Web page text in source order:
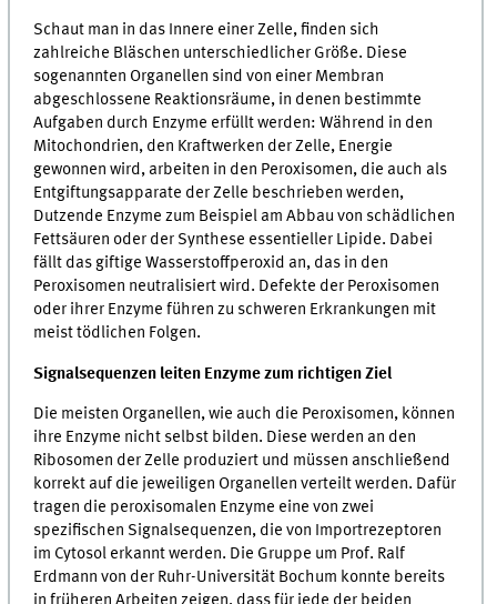
Schaut man in das Innere einer Zelle, finden sich
zahlreiche Bläschen unterschiedlicher Größe. Diese
sogenannten Organellen sind von einer Membran
abgeschlossene Reaktionsräume, in denen bestimmte
Aufgaben durch Enzyme erfüllt werden: Während in den
Mitochondrien, den Kraftwerken der Zelle, Energie
gewonnen wird, arbeiten in den Peroxisomen, die auch als
Entgiftungsapparate der Zelle beschrieben werden,
Dutzende Enzyme zum Beispiel am Abbau von schädlichen
Fettsäuren oder der Synthese essentieller Lipide. Dabei
fällt das giftige Wasserstoffperoxid an, das in den
Peroxisomen neutralisiert wird. Defekte der Peroxisomen
oder ihrer Enzyme führen zu schweren Erkrankungen mit
meist tödlichen Folgen.
Signalsequenzen leiten Enzyme zum richtigen Ziel
Die meisten Organellen, wie auch die Peroxisomen, können
ihre Enzyme nicht selbst bilden. Diese werden an den
Ribosomen der Zelle produziert und müssen anschließend
korrekt auf die jeweiligen Organellen verteilt werden. Dafür
tragen die peroxisomalen Enzyme eine von zwei
spezifischen Signalsequenzen, die von Importrezeptoren
im Cytosol erkannt werden. Die Gruppe um Prof. Ralf
Erdmann von der Ruhr-Universität Bochum konnte bereits